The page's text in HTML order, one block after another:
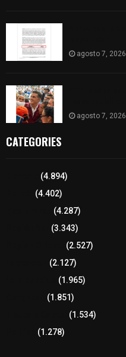
agosto 7, 2026
agosto 7, 2026
CATEGORIES
(4.894)
(4.402)
(4.287)
(3.343)
(2.527)
(2.127)
(1.965)
(1.851)
(1.534)
(1.278)